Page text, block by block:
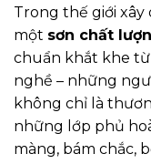
Trong thế giới
một sơn chất
chuẩn khắt khe
nghề – những
không chỉ là
những lớp phủ
màng, bám chắc,